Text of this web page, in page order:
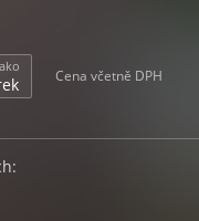
Cena včetně DPH